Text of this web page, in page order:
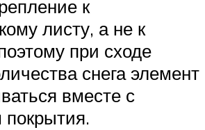
к
листу, а не к
при сходе
снега элемент
вместе с